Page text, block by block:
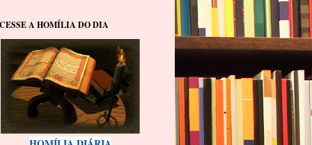
A HOMÍLIA DO DIA